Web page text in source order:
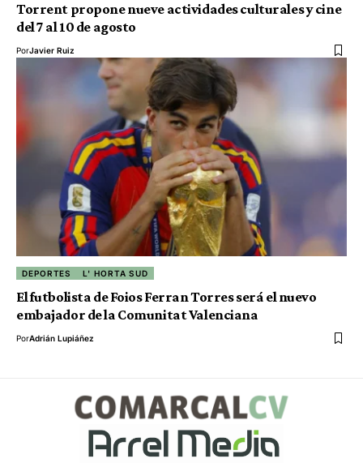
Torrent propone nueve actividades culturales y cine
del 7 al 10 de agosto
PorJavier Ruiz
DEPORTES L' HORTA SUD
El futbolista de Foios Ferran Torres será el nuevo
embajador de la Comunitat Valenciana
PorAdrián Lupiáñez